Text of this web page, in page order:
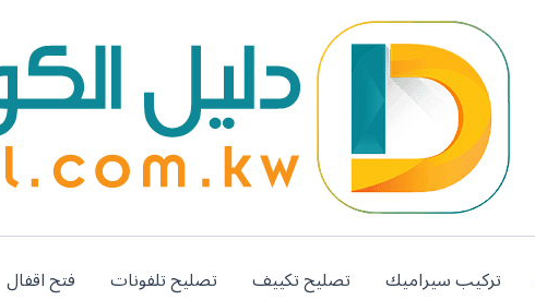
تركيب سيراميك تصليح تكييف تصليح تلفونات فتح اقفال